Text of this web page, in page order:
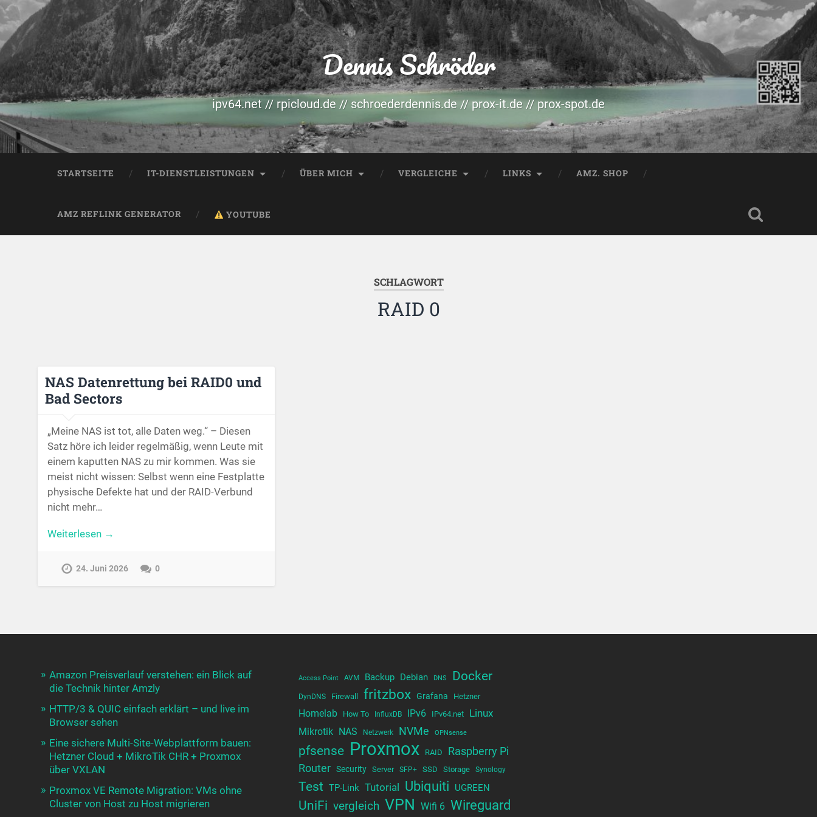
Dennis Schröder
ipv64.net // rpicloud.de // schroederdennis.de // prox-it.de // prox-spot.de
STARTSEITE IT-DIENSTLEISTUNGEN ÜBER MICH VERGLEICHE LINKS AMZ. SHOP
AMZ REFLINK GENERATOR YOUTUBE
SCHLAGWORT
RAID 0
NAS Datenrettung bei RAID0 und
Bad Sectors
„Meine NAS ist tot, alle Daten weg.“ – Diesen
Satz höre ich leider regelmäßig, wenn Leute mit
einem kaputten NAS zu mir kommen. Was sie
meist nicht wissen: Selbst wenn eine Festplatte
physische Defekte hat und der RAID-Verbund
nicht mehr…
Weiterlesen →
24. Juni 2026 0
Amazon Preisverlauf verstehen: ein Blick auf
die Technik hinter Amzly
HTTP/3 & QUIC einfach erklärt – und live im
Browser sehen
Eine sichere Multi-Site-Webplattform bauen:
Hetzner Cloud + MikroTik CHR + Proxmox
über VXLAN
Proxmox VE Remote Migration: VMs ohne
Cluster von Host zu Host migrieren
Access Point AVM Backup Debian DNS Docker
DynDNS Firewall fritzbox Grafana Hetzner
Homelab How To InfluxDB IPv6 IPv64.net Linux
Mikrotik NAS Netzwerk NVMe OPNsense
pfsense Proxmox RAID Raspberry Pi
Router Security Server SFP+ SSD Storage Synology
Test TP-Link Tutorial Ubiquiti UGREEN
UniFi vergleich VPN Wifi 6 Wireguard